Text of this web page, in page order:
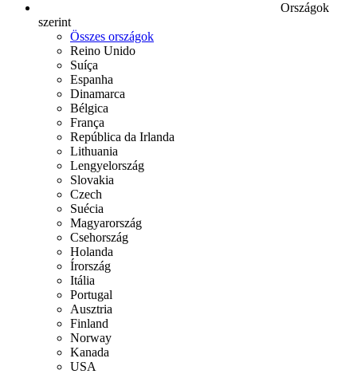
Országok
szerint
Összes országok
Reino Unido
Suíça
Espanha
Dinamarca
Bélgica
França
República da Irlanda
Lithuania
Lengyelország
Slovakia
Czech
Suécia
Magyarország
Csehország
Holanda
Írország
Itália
Portugal
Ausztria
Finland
Norway
Kanada
USA